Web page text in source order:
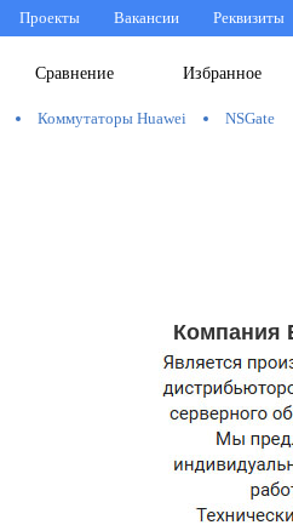
Проекты Вакансии Реквизиты
Избранное
Сравнение
Коммутаторы Huawei NSGate
Компания